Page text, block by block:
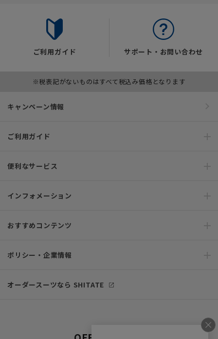
ご利用ガイド サポート・お問い合わせ
※税表記がないものはすべて税込み価格となります
キャンペーン情報
ご利用ガイド
便利なサービス
インフォメーション
おすすめコンテンツ
ポリシー・企業情報
オーダースーツなら SHITATE